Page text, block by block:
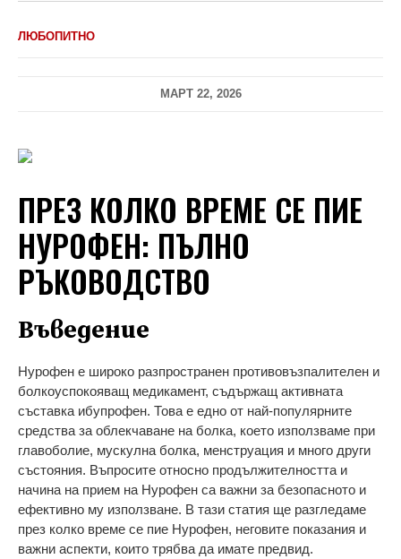
ЛЮБОПИТНО
МАРТ 22, 2026
ПРЕЗ КОЛКО ВРЕМЕ СЕ ПИЕ
НУРОФЕН: ПЪЛНО
РЪКОВОДСТВО
Въведение
Нурофен е широко разпространен противовъзпалителен и
болкоуспокояващ медикамент, съдържащ активната
съставка ибупрофен. Това е едно от най-популярните
средства за облекчаване на болка, което използваме при
главоболие, мускулна болка, менструация и много други
състояния. Въпросите относно продължителността и
начина на прием на Нурофен са важни за безопасното и
ефективно му използване. В тази статия ще разгледаме
през колко време се пие Нурофен, неговите показания и
важни аспекти, които трябва да имате предвид.